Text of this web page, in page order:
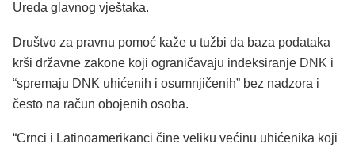
Ureda glavnog vještaka.
Društvo za pravnu pomoć kaže u tužbi da baza podataka
krši državne zakone koji ograničavaju indeksiranje DNK i
“spremaju DNK uhićenih i osumnjičenih” bez nadzora i
često na račun obojenih osoba.
“Crnci i Latinoamerikanci čine veliku većinu uhićenika koji